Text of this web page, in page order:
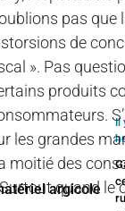
pas
de
». Pas
produits
les grandes
moitié des
quand le
Il